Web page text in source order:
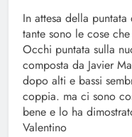
In attesa della
tante sono le cose
Occhi puntata sulla
composta da Javier
dopo alti e bassi
coppia. ma ci sono
bene e lo ha
Valentino